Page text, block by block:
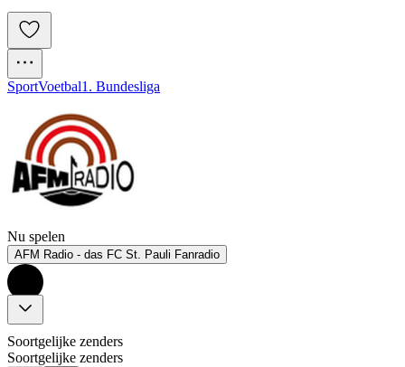
SportVoetbal1. Bundesliga
Nu spelen
AFM Radio - das FC St. Pauli Fanradio
Soortgelijke zenders
Soortgelijke zenders